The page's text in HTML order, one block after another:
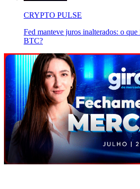
CRYPTO PULSE
Fed manteve juros inalterados: o
BTC?